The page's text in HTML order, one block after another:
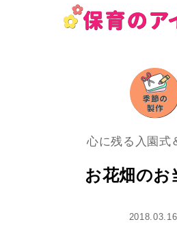
心に残る入園式
お花畑のお
2018.03.16